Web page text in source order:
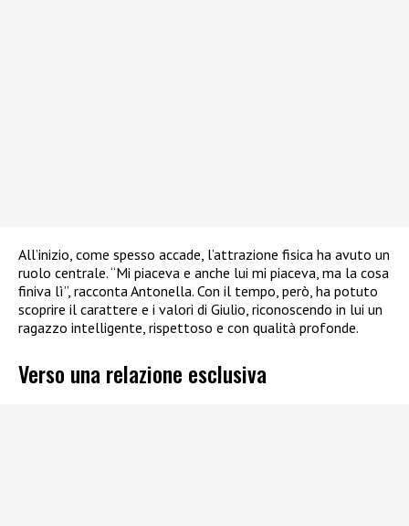
All’inizio, come spesso accade, l’attrazione fisica ha avuto un
ruolo centrale. “Mi piaceva e anche lui mi piaceva, ma la cosa
finiva lì”, racconta Antonella. Con il tempo, però, ha potuto
scoprire il carattere e i valori di Giulio, riconoscendo in lui un
ragazzo intelligente, rispettoso e con qualità profonde.
Verso una relazione esclusiva